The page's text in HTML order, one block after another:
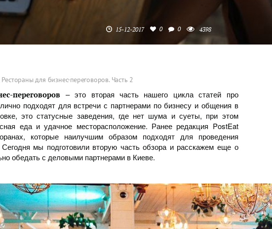
15-12-2017 0 0 4398
Рестораны для бизнес-переговоров. Часть 2
переговоров – это вторая часть нашего цикла статей про
подходят для встречи с партнерами по бизнесу и общения в
это статусные заведения, где нет шума и суеты, при этом
еда и удачное месторасположение. Ранее редакция PostEat
которые наилучшим образом подходят для проведения
Сегодня мы подготовили вторую часть обзора и расскажем еще о
обедать с деловыми партнерами в Киеве.